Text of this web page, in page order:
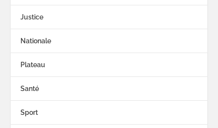
Justice
Nationale
Plateau
Santé
Sport